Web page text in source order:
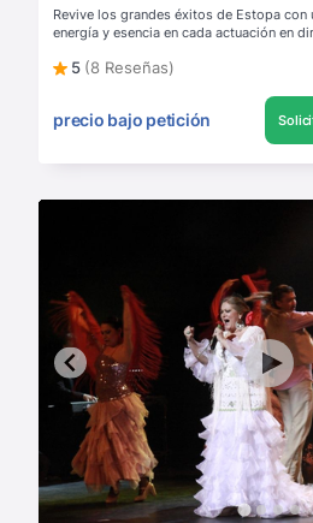
Revive los grandes éxitos de Estopa
energía y esencia en cada actuación en
5 (8 Reseñas)
precio bajo petición